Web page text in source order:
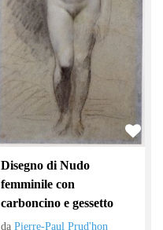
Disegno di Nudo
femminile con
carboncino e gessetto
daPierre-Paul Prud'hon